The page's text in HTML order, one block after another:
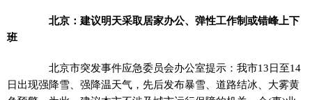
北京：建议明天采取居家办公、弹性工作制或错峰上下
班
北京市突发事件应急委员会办公室提示：我市13日至14
日出现强降雪、强降温天气，先后发布暴雪、道路结冰、大雾黄